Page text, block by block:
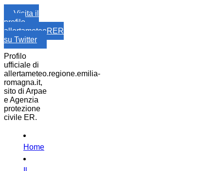
Visita il
profilo
allertameteoRER
su Twitter
Profilo
ufficiale di
allertameteo.regione.emilia-
romagna.it,
sito di Arpae
e Agenzia
protezione
civile ER.
Home